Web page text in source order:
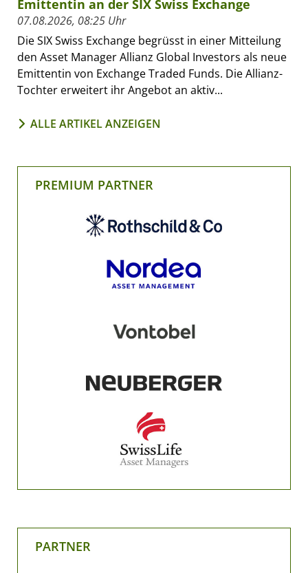
Emittentin an der SIX Swiss Exchange
07.08.2026, 08:25 Uhr
Die SIX Swiss Exchange begrüsst in einer Mitteilung
den Asset Manager Allianz Global Investors als neue
Emittentin von Exchange Traded Funds. Die Allianz-
Tochter erweitert ihr Angebot an aktiv...
ALLE ARTIKEL ANZEIGEN
PREMIUM PARTNER
PARTNER